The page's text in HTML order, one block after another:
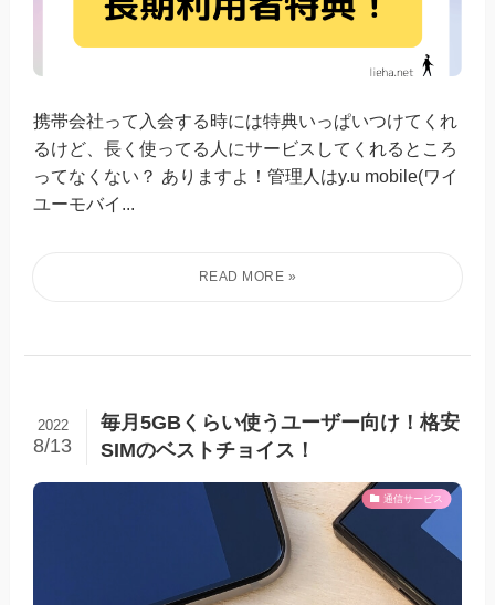
携帯会社って入会する時には特典いっぱいつけてくれ
るけど、長く使ってる人にサービスしてくれるところ
ってなくない？ ありますよ！管理人はy.u mobile(ワイ
ユーモバイ...
毎月5GBくらい使うユーザー向け！格安
SIMのベストチョイス！
2022
8/13
通信サービス